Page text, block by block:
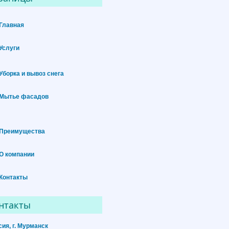
Главная
и вывоз снега
Мытье фасадов
Преимущества
компании
Контакты
г. Мурманск